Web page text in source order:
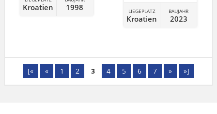
Kroatien 1998 LIEGEPLATZ
Kroatien
BAUJAHR
2023
[« « 1 2 3 4 5 6 7 » »]